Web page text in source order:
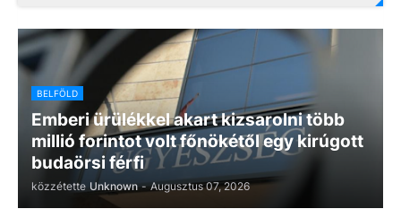
BELFÖLD
Emberi ürülékkel akart kizsarolni több
millió forintot volt főnökétől egy kirúgott
budaörsi férfi
közzétette Unknown - Augusztus 07, 2026